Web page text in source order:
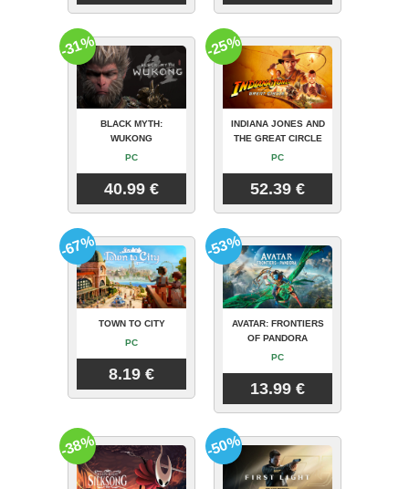
BLACK MYTH:
WUKONG
PC
40.99 €
-31%
INDIANA JONES AND
THE GREAT CIRCLE
PC
52.39 €
-25%
TOWN TO CITY
PC
8.19 €
-67%
AVATAR: FRONTIERS
OF PANDORA
PC
13.99 €
-53%
-38% -50%